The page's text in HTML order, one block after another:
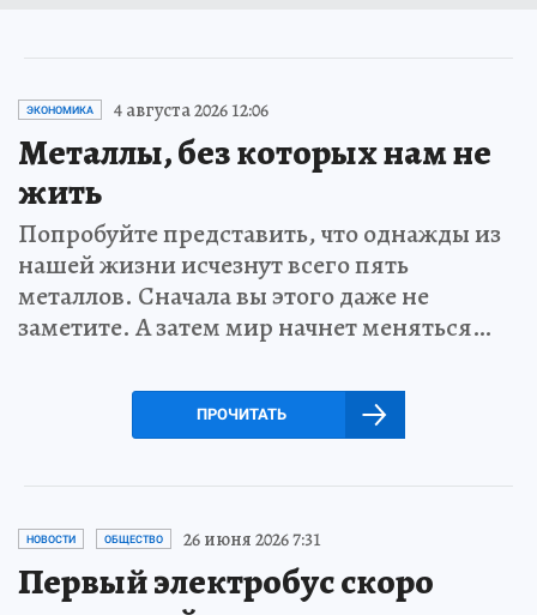
ЭКОНОМИКА 4 августа 2026 12:06
Металлы, без которых нам не
жить
Попробуйте представить, что однажды из
нашей жизни исчезнут всего пять
металлов. Сначала вы этого даже не
заметите. А затем мир начнет меняться…
ПРОЧИТАТЬ
НОВОСТИ ОБЩЕСТВО 26 июня 2026 7:31
Первый электробус скоро